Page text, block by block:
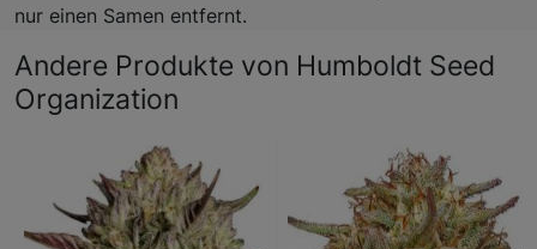
nur einen Samen entfernt.
Andere Produkte von Humboldt Seed
Organization